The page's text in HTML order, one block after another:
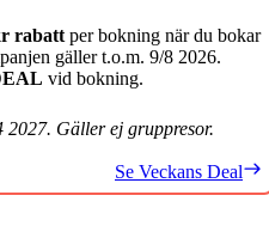
rabatt per bokning när du bokar
gäller t.o.m. 9/8 2026.
vid bokning.
2027. Gäller ej gruppresor.
Se Veckans Deal